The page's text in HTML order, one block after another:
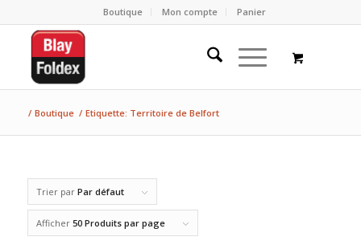
Boutique Mon compte Panier
/ Boutique / Etiquette: Territoire de Belfort
Trier par Par défaut
Afficher 50 Produits par page